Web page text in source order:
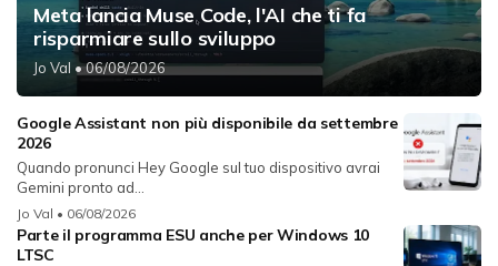
Meta lancia Muse Code, l'AI che ti fa
risparmiare sullo sviluppo
Jo Val • 06/08/2026
Google Assistant non più disponibile da settembre
2026
Quando pronunci Hey Google sul tuo dispositivo avrai
Gemini pronto ad...
Jo Val • 06/08/2026
Parte il programma ESU anche per Windows 10
LTSC